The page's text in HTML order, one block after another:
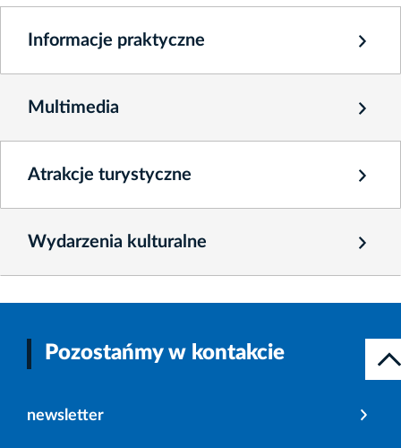
Informacje praktyczne
Multimedia
Atrakcje turystyczne
Wydarzenia kulturalne
Pozostańmy w kontakcie
newsletter